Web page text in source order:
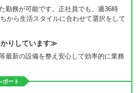
勤務が可能です。正社員でも、週36時
から生活スタイルに合わせて選択をして
りしています≫
最新の設備を整え安心して効率的に業務
ポート